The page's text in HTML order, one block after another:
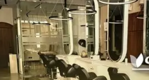
Search
Best Hair removal (threading) In Riyadh
Best Hair removal